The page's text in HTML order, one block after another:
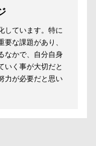
しています。特に
な課題があり、
なかで、自分自身
いく事が大切だと
力が必要だと思い